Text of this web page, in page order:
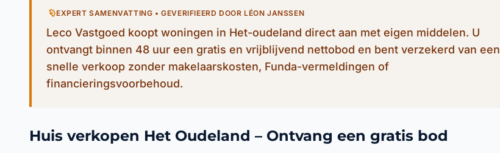
EXPERT SAMENVATTING • GEVERIFIEERD DOOR LÉON JANSSEN
Leco Vastgoed koopt woningen in Het-oudeland direct aan met eigen middelen. U
ontvangt binnen 48 uur een gratis en vrijblijvend nettobod en bent verzekerd van een
snelle verkoop zonder makelaarskosten, Funda-vermeldingen of
financieringsvoorbehoud.
Huis verkopen Het Oudeland – Ontvang een gratis bod